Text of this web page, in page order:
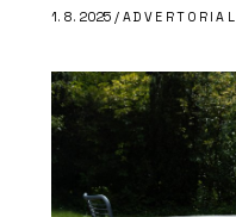
1. 8. 2025 / ADVERTORIAL